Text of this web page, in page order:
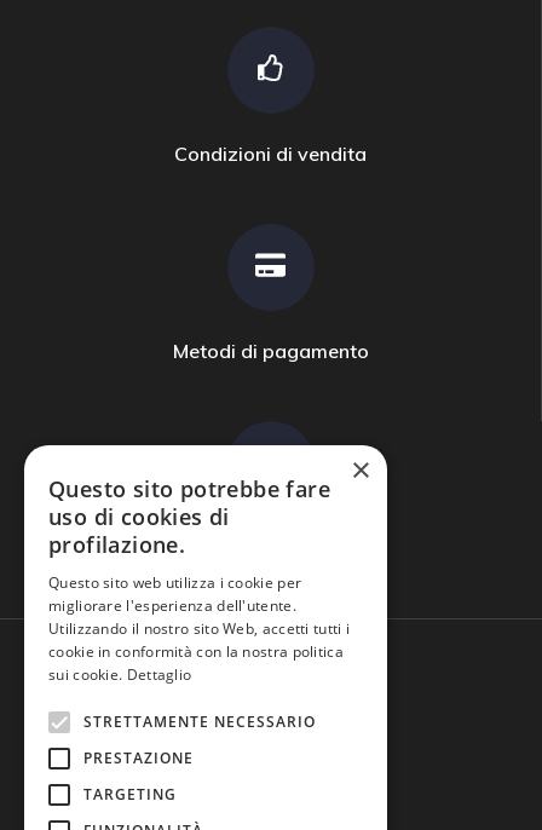
Condizioni di vendita
Metodi di pagamento
Domande frequenti
×
Questo sito potrebbe fare
uso di cookies di
profilazione.
Questo sito web utilizza i cookie per
migliorare l'esperienza dell'utente.
Utilizzando il nostro sito Web, accetti tutti i
cookie in conformità con la nostra politica
sui cookie. Dettaglio
STRETTAMENTE NECESSARIO
PRESTAZIONE
TARGETING